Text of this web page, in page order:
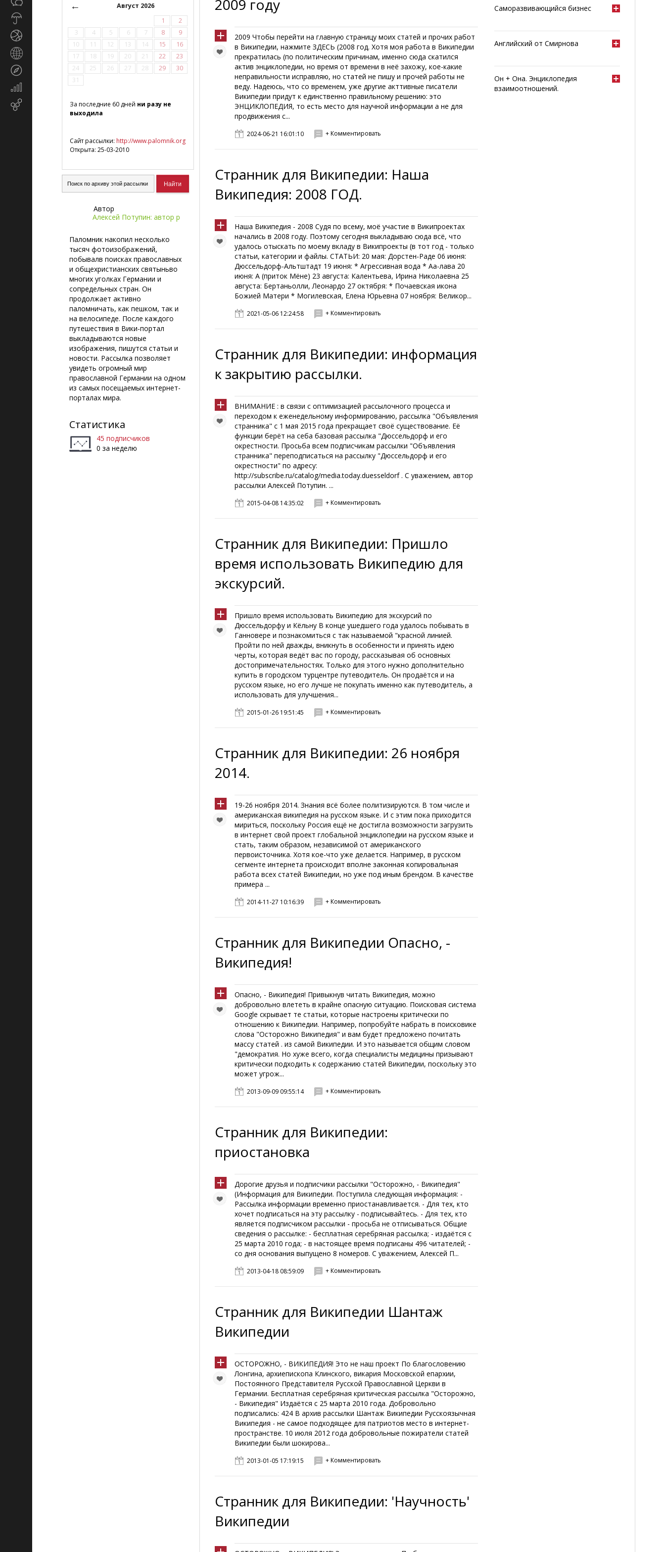
Экономика
маркетинг
←
Август 2026
1
2
3
4 5 6 7 8
9
10
11 12 13 14 15
16
17
18 19 20 21 22
23
24
25 26 27 28 29
30
31
За последние 60 дней ни разу не
выходила
Сайт рассылки: http://www.palomnik.org
Открыта: 25-03-2010
Автор
Алексей Потупин: автор р
Паломник накопил несколько
тысяч фотоизображений,
побывалв поисках православных
и общехристианских святыньво
многих уголках Германии и
сопредельных стран. Он
продолжает активно
паломничать, как пешком, так и
на велосипеде. После каждого
путешествия в Вики-портал
выкладываются новые
изображения, пишутся статьи и
новости. Рассылка позволяет
увидеть огромный мир
православной Германии на одном
из самых посещаемых интернет-
порталах мира.
Статистика
45 подписчиков
0 за неделю
2009 году
2009 Чтобы перейти на главную страницу моих статей и прочих работ
в Википедии, нажмите ЗДЕСЬ (2008 год. Хотя моя работа в Википедии
прекратилась (по политическим причинам, именно сюда скатился
актив энциклопедии, но время от времени в неё захожу, кое-какие
неправильности исправляю, но статей не пишу и прочей работы не
веду. Надеюсь, что со временем, уже другие акттивные писатели
Википедии придут к единственно правильному решению: это
ЭНЦИКЛОПЕДИЯ, то есть место для научной информации а не для
продвижения с...
2024-06-21 16:01:10 + Комментировать
Странник для Википедии: Наша
Википедия: 2008 ГОД.
Наша Википедия - 2008 Судя по всему, моё участие в Википроектах
начались в 2008 году. Поэтому сегодня выкладываю сюда всё, что
удалось отыскать по моему вкладу в Википроекты (в тот год - только
статьи, категории и файлы. СТАТЬИ: 20 мая: Дорстен-Раде 06 июня:
Дюссельдорф-Альтштадт 19 июня: * Агрессивная вода * Аа-лава 20
июня: А (приток Мёне) 23 августа: Калентьева, Ирина Николаевна 25
августа: Бертаньолли, Леонардо 27 октября: * Почаевская икона
Божией Матери * Могилевская, Елена Юрьевна 07 ноября: Великор...
2021-05-06 12:24:58 + Комментировать
Странник для Википедии: информация
к закрытию рассылки.
ВНИМАНИЕ : в связи с оптимизацией рассылочного процесса и
переходом к еженедельному информированию, рассылка "Объявления
странника" с 1 мая 2015 года прекращает своё существование. Её
функции берёт на себа базовая рассылка "Дюссельдорф и его
окрестности. Просьба всем подписчикам рассылки "Объявления
странника" переподписаться на рассылку "Дюссельдорф и его
окрестности" по адресу:
http://subscribe.ru/catalog/media.today.duesseldorf . С уважением, автор
рассылки Алексей Потупин. ...
2015-04-08 14:35:02 + Комментировать
Странник для Википедии: Пришло
время использовать Википедию для
экскурсий.
Пришло время использовать Википедию для экскурсий по
Дюссельдорфу и Кёльну В конце ушедшего года удалось побывать в
Ганновере и познакомиться с так называемой "красной линией.
Пройти по ней дважды, вникнуть в особенности и принять идею
черты, которая ведёт вас по городу, рассказывая об основных
достопримечательностях. Только для этого нужно дополнительно
купить в городском турцентре путеводитель. Он продаётся и на
русском языке, но его лучше не покупать именно как путеводитель, а
использовать для улучшения...
2015-01-26 19:51:45 + Комментировать
Странник для Википедии: 26 ноября
2014.
19-26 ноября 2014. Знания всё более политизируются. В том числе и
американская википедия на русском языке. И с этим пока приходится
мириться, поскольку Россия ещё не достигла возможности загрузить
в интернет свой проект глобальной энциклопедии на русском языке и
стать, таким образом, независимой от американского
первоисточника. Хотя кое-что уже делается. Например, в русском
сегменте интернета происходит вполне законная копировальная
работа всех статей Википедии, но уже под иным брендом. В качестве
примера ...
2014-11-27 10:16:39 + Комментировать
Странник для Википедии Опасно, -
Википедия!
Опасно, - Википедия! Привыкнув читать Википедия, можно
добровольно влететь в крайне опасную ситуацию. Поисковая система
Google скрывает те статьи, которые настроены критически по
отношению к Википедии. Например, попробуйте набрать в поисковике
слова "Осторожно Википедия" и вам будет предложено почитать
массу статей . из самой Википедии. И это называется общим словом
"демократия. Но хуже всего, когда специалисты медицины призывают
критически подходить к содержанию статей Википедии, поскольку это
может угрож...
2013-09-09 09:55:14 + Комментировать
Странник для Википедии:
приостановка
Дорогие друзья и подписчики рассылки "Осторожно, - Википедия"
(Информация для Википедии. Поступила следующая информация: -
Рассылка информации временно приостанавливается. - Для тех, кто
хочет подписаться на эту рассылку - подписывайтесь. - Для тех, кто
является подписчиком рассылки - просьба не отписываться. Общие
сведения о рассылке: - бесплатная серебряная рассылка; - издаётся с
25 марта 2010 года; - в настоящее время подписаны 496 читателей; -
cо дня основания выпущено 8 номеров. С уважением, Алексей П...
2013-04-18 08:59:09 + Комментировать
Странник для Википедии Шантаж
Википедии
ОСТОРОЖНО, - ВИКИПЕДИЯ! Это не наш проект По благословению
Лонгина, архиепископа Клинского, викария Московской епархии,
Постоянного Представителя Русской Православной Церкви в
Германии. Бесплатная серебряная критическая рассылка "Осторожно,
- Википедия" Издаётся с 25 марта 2010 года. Добровольно
подписались: 424 В архив рассылки Шантаж Википедии Русскоязычная
Википедия - не самое подходящее для патриотов место в интернет-
пространстве. 10 июля 2012 года добровольные пожиратели статей
Википедии были шокирова...
2013-01-05 17:19:15 + Комментировать
Странник для Википедии: 'Научность'
Википедии
Саморазвивающийся бизнес
Английский от Смирнова
Он + Она. Энциклопедия
взаимоотношений.